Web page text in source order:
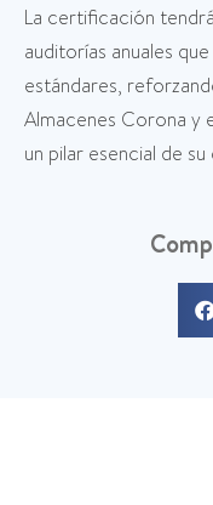
La certificación
auditorías anuales
estándares,
Almacenes Corona y
un pilar esencial de